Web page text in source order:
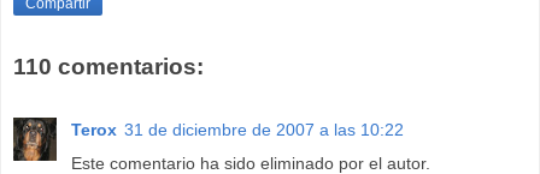
Compartir
110 comentarios:
Terox 31 de diciembre de 2007 a las 10:22
Este comentario ha sido eliminado por el autor.